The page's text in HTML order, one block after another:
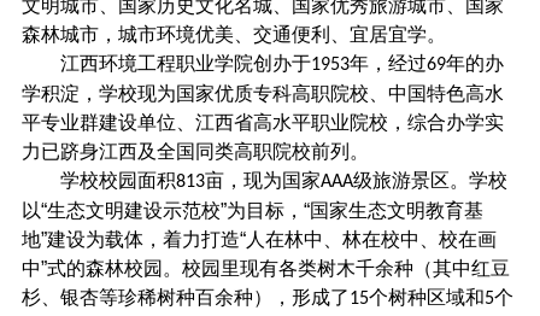
文明城市、国家历史文化名城、国家优秀旅游城市、国家
森林城市，城市环境优美、交通便利、宜居宜学。
江西环境工程职业学院创办于1953年，经过69年的办
学积淀，学校现为国家优质专科高职院校、中国特色高水
平专业群建设单位、江西省高水平职业院校，综合办学实
力已跻身江西及全国同类高职院校前列。
学校校园面积813亩，现为国家AAA级旅游景区。学校
以“生态文明建设示范校”为目标，“国家生态文明教育基
地”建设为载体，着力打造“人在林中、林在校中、校在画
中”式的森林校园。校园里现有各类树木千余种（其中红豆
杉、银杏等珍稀树种百余种），形成了15个树种区域和5个